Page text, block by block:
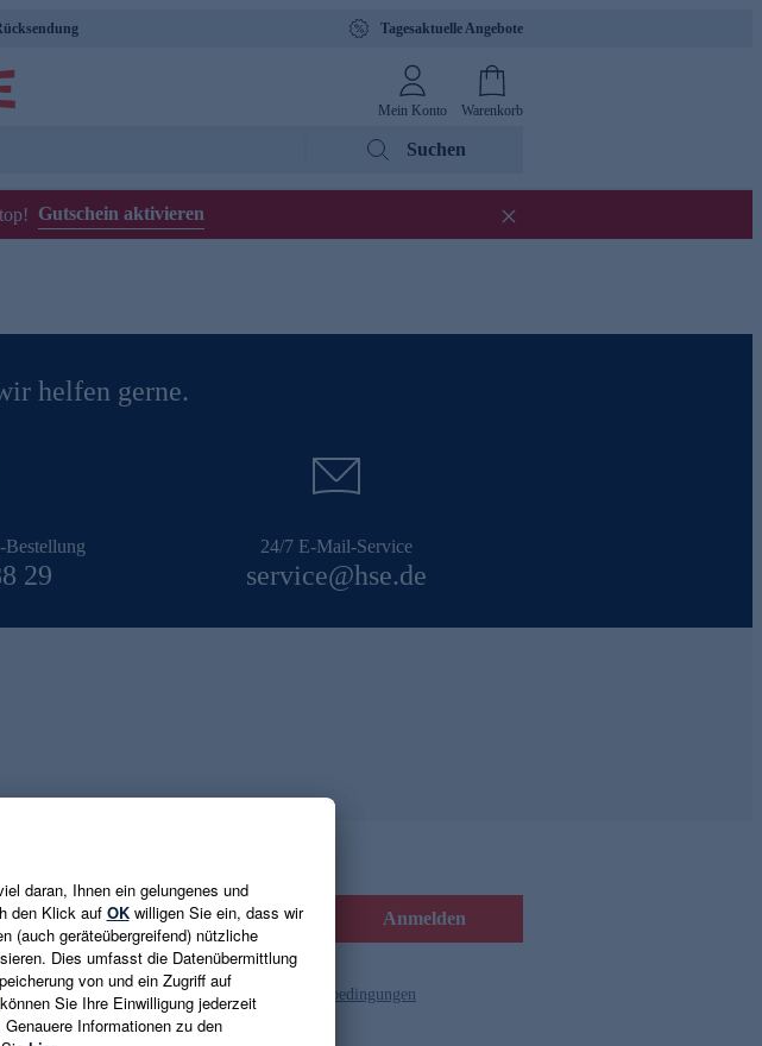
Tagesaktuelle Angebote
Mein Konto Warenkorb
Suchen
Gutschein aktivieren
helfen gerne.
29
24/7 E-Mail-Service
service@hse.de
Adresse eingeben Anmelden
die Datenschutzrichtlinien und die Gutscheinbedingungen